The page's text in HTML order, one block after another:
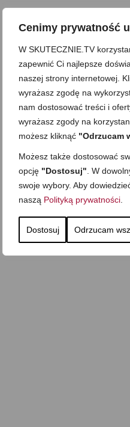
Cenimy prywatność
W SKUTECZNIE.TV
zapewnić Ci najlepsze
naszej strony internetowej.
wyrażasz zgodę na
nam dostosować treści i
wyrażasz zgody na
możesz kliknąć "Odrzucam
Możesz także dostosować
opcję "Dostosuj" . W
swoje wybory. Aby
naszą Polityką prywatności
Dostosuj Odrzucam